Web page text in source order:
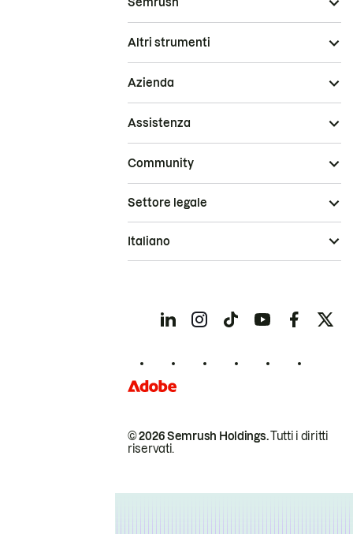
Altri strumenti
Azienda
Assistenza
Community
© 2026 Semrush Holdings.Tutti i diritti
riservati.
Settore legale
Italiano